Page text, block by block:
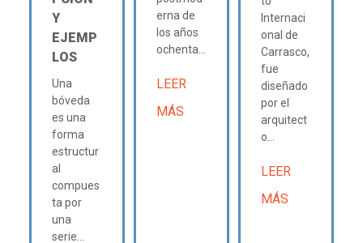
Y
EJEMP
LOS
Una
bóveda
es una
forma
estructur
al
compues
ta por
una
serie...
erna de
los años
ochenta...
LEER
MÁS
Internaci
onal de
Carrasco,
fue
diseñado
por el
arquitect
o...
LEER
MÁS